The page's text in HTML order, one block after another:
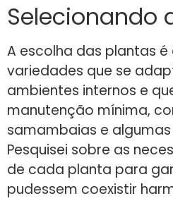
Selecionando
A escolha das plantas é
variedades que se
ambientes internos e
manutenção mínima,
samambaias e
Pesquisei sobre as
de cada planta para
pudessem coexistir